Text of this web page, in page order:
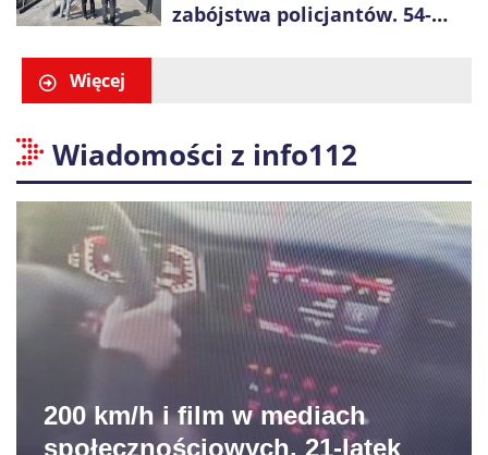
zabójstwa policjantów. 54-
Więcej
Wiadomości z info112
200 km/h i film w mediach
społecznościowych. 21-latek